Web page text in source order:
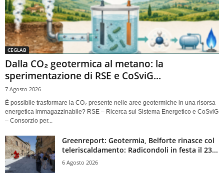
CEGLAB
Dalla CO₂ geotermica al metano: la
sperimentazione di RSE e CoSviG...
7 Agosto 2026
È possibile trasformare la CO₂ presente nelle aree geotermiche in una risorsa
energetica immagazzinabile? RSE – Ricerca sul Sistema Energetico e CoSviG
– Consorzio per...
Greenreport: Geotermia, Belforte rinasce col
teleriscaldamento: Radicondoli in festa il 23...
6 Agosto 2026